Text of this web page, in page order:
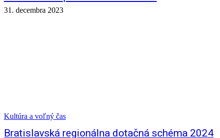
31. decembra 2023
Kultúra a voľný čas
Bratislavská regionálna dotačná schéma 2024